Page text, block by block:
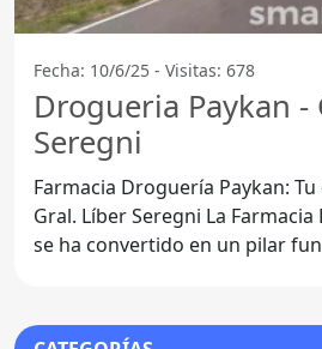
Fecha: 10/6/25 - Visitas: 678
Drogueria Paykan -
Seregni
Farmacia Droguería Paykan:
Gral. Líber Seregni La Farmacia Droguería Paykan
se ha convertido en un pilar